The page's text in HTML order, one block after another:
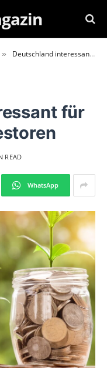
» Deutschland interessant für ausländische Investoren
für
READ
WhatsApp